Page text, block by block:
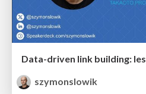
szymonslowik